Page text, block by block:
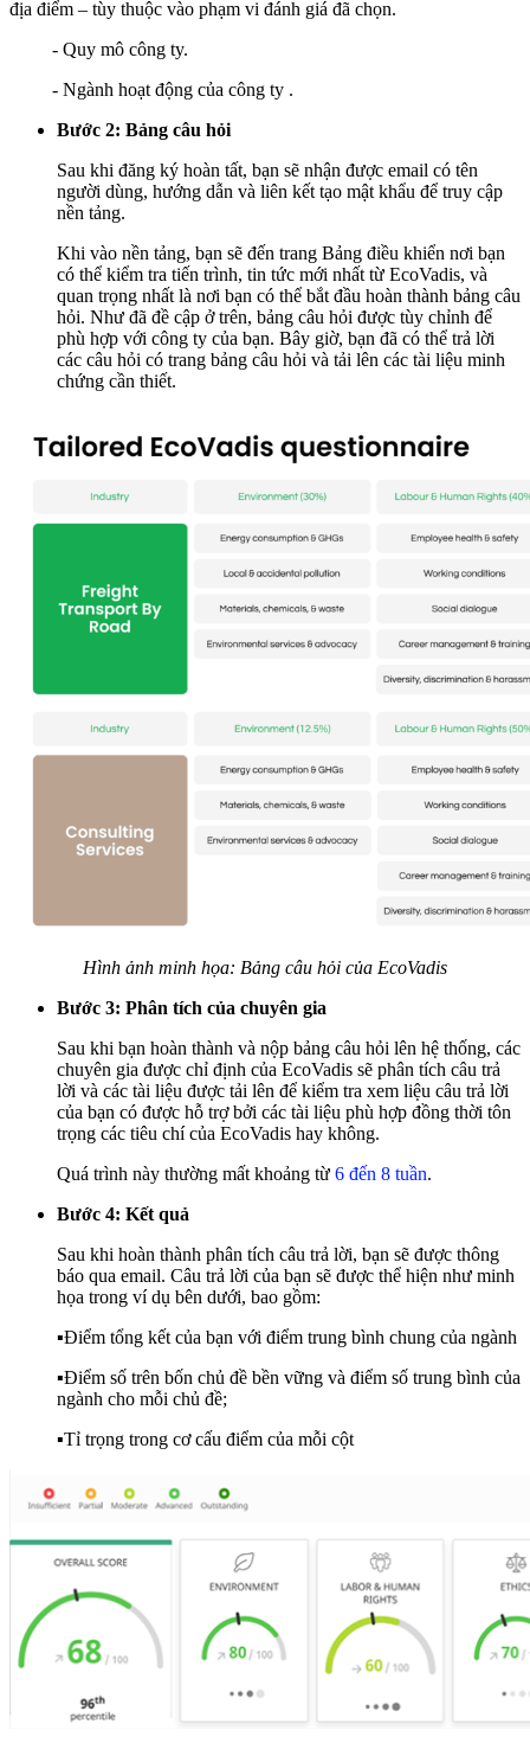
địa điểm – tùy thuộc vào phạm vi đánh giá đã chọn.
- Quy mô công ty.
- Ngành hoạt động của công ty .
Bước 2: Bảng câu hỏi
Sau khi đăng ký hoàn tất, bạn sẽ nhận được email có tên
người dùng, hướng dẫn và liên kết tạo mật khẩu để truy cập
nền tảng.
Khi vào nền tảng, bạn sẽ đến trang Bảng điều khiển nơi bạn
có thể kiểm tra tiến trình, tin tức mới nhất từ EcoVadis, và
quan trọng nhất là nơi bạn có thể bắt đầu hoàn thành bảng câu
hỏi. Như đã đề cập ở trên, bảng câu hỏi được tùy chỉnh để
phù hợp với công ty của bạn. Bây giờ, bạn đã có thể trả lời
các câu hỏi có trang bảng câu hỏi và tải lên các tài liệu minh
chứng cần thiết.
Hình ảnh minh họa: Bảng câu hỏi của EcoVadis
Bước 3: Phân tích của chuyên gia
Sau khi bạn hoàn thành và nộp bảng câu hỏi lên hệ thống, các
chuyên gia được chỉ định của EcoVadis sẽ phân tích câu trả
lời và các tài liệu được tải lên để kiểm tra xem liệu câu trả lời
của bạn có được hỗ trợ bởi các tài liệu phù hợp đồng thời tôn
trọng các tiêu chí của EcoVadis hay không.
Quá trình này thường mất khoảng từ 6 đến 8 tuần.
Bước 4: Kết quả
Sau khi hoàn thành phân tích câu trả lời, bạn sẽ được thông
báo qua email. Câu trả lời của bạn sẽ được thể hiện như minh
họa trong ví dụ bên dưới, bao gồm:
▪️Điểm tổng kết của bạn với điểm trung bình chung của ngành
▪️Điểm số trên bốn chủ đề bền vững và điểm số trung bình của
ngành cho mỗi chủ đề;
▪️Tỉ trọng trong cơ cấu điểm của mỗi cột